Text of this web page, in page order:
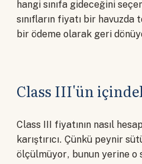
hangi sınıfa gideceğini
sınıfların fiyatı bir
bir ödeme olarak geri
Class III'ün
Class III fiyatının nasıl
karıştırıcı. Çünkü peynir
ölçülmüyor, bunun yerine o